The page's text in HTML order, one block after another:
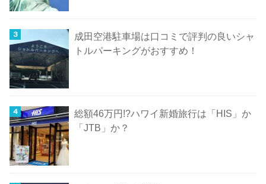
成田空港駐車場は口コミで評判の良いシャ
トルパーキングがおすすめ！
総額46万円!?ハワイ新婚旅行は「HIS」か
「JTB」か？